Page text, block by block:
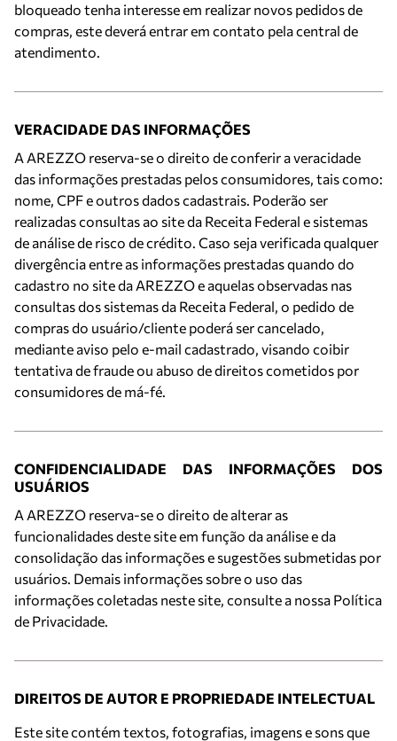
bloqueado tenha interesse em realizar novos pedidos de
compras, este deverá entrar em contato pela central de
atendimento.
VERACIDADE DAS INFORMAÇÕES
A AREZZO reserva-se o direito de conferir a veracidade
das informações prestadas pelos consumidores, tais como:
nome, CPF e outros dados cadastrais. Poderão ser
realizadas consultas ao site da Receita Federal e sistemas
de análise de risco de crédito. Caso seja verificada qualquer
divergência entre as informações prestadas quando do
cadastro no site da AREZZO e aquelas observadas nas
consultas dos sistemas da Receita Federal, o pedido de
compras do usuário/cliente poderá ser cancelado,
mediante aviso pelo e-mail cadastrado, visando coibir
tentativa de fraude ou abuso de direitos cometidos por
consumidores de má-fé.
CONFIDENCIALIDADE DAS INFORMAÇÕES DOS
USUÁRIOS
A AREZZO reserva-se o direito de alterar as
funcionalidades deste site em função da análise e da
consolidação das informações e sugestões submetidas por
usuários. Demais informações sobre o uso das
informações coletadas neste site, consulte a nossa Política
de Privacidade.
DIREITOS DE AUTOR E PROPRIEDADE INTELECTUAL
Este site contém textos, fotografias, imagens e sons que